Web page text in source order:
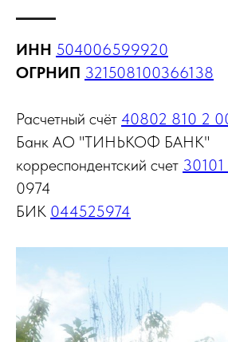
ИНН 504006599920
ОГРНИП 321508100366138
Расчетный счёт 40802 810 2
Банк АО "ТИНЬКОФ БАНК"
корреспондентский счет
0974
БИК 044525974